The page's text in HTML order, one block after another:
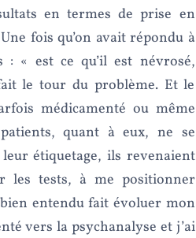
en termes de prise en
fois qu’on avait répondu à
: « est ce qu’il est névrosé,
le tour du problème. Et le
médicamenté ou même
quant à eux, ne se
étiquetage, ils revenaient
les tests, à me positionner
entendu fait évoluer mon
vers la psychanalyse et j’ai